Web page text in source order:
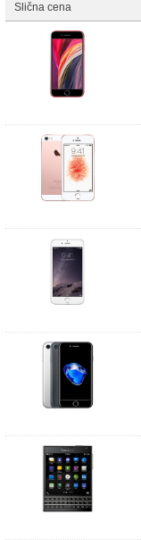
Slična cena